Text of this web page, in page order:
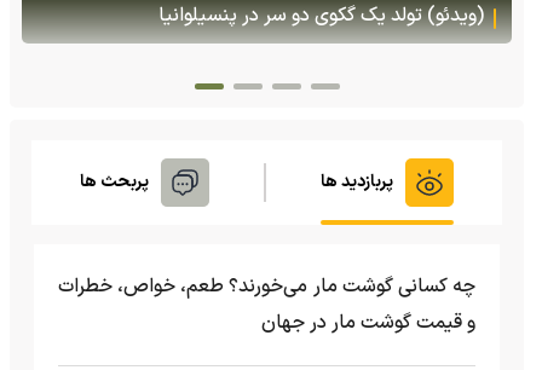
هنگام خطر یک مایع چسبناک از بدنش پرتاب می‌کند
پربازدید ها پربحث ها
چه کسانی گوشت مار می‌خورند؟ طعم، خواص، خطرات
و قیمت گوشت مار در جهان